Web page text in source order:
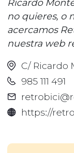
Ricardo
no quieres, o
acercamos
nuestra web
C/ Ricardo
985 111 491
https://